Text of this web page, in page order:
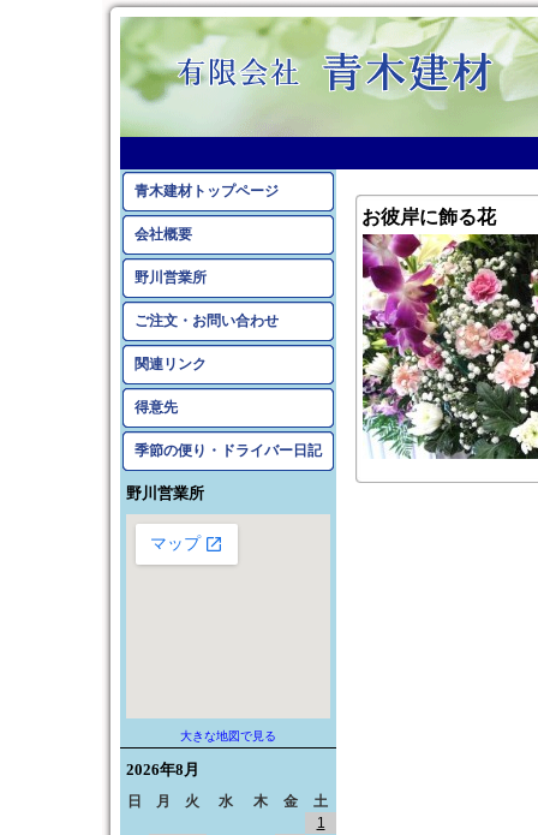
青木建材トップページ
会社概要
野川営業所
ご注文・お問い合わせ
関連リンク
得意先
季節の便り・ドライバー日記
野川営業所
大きな地図で見る
2026年8月
日 月 火 水 木 金 土
1
お彼岸に飾る花